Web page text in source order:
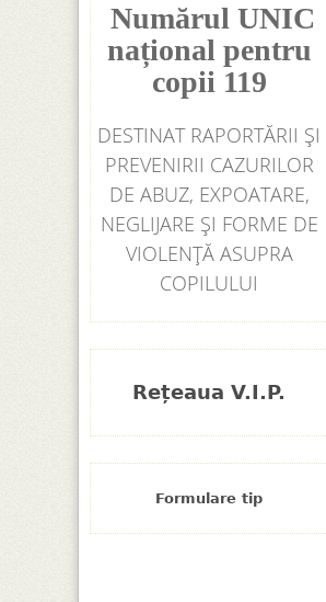
Numărul UNIC
național pentru
copii 119
DESTINAT RAPORTĂRII ȘI
PREVENIRII CAZURILOR
DE ABUZ, EXPOATARE,
NEGLIJARE ȘI FORME DE
VIOLENȚĂ ASUPRA
COPILULUI
Rețeaua V.I.P.
Formulare tip